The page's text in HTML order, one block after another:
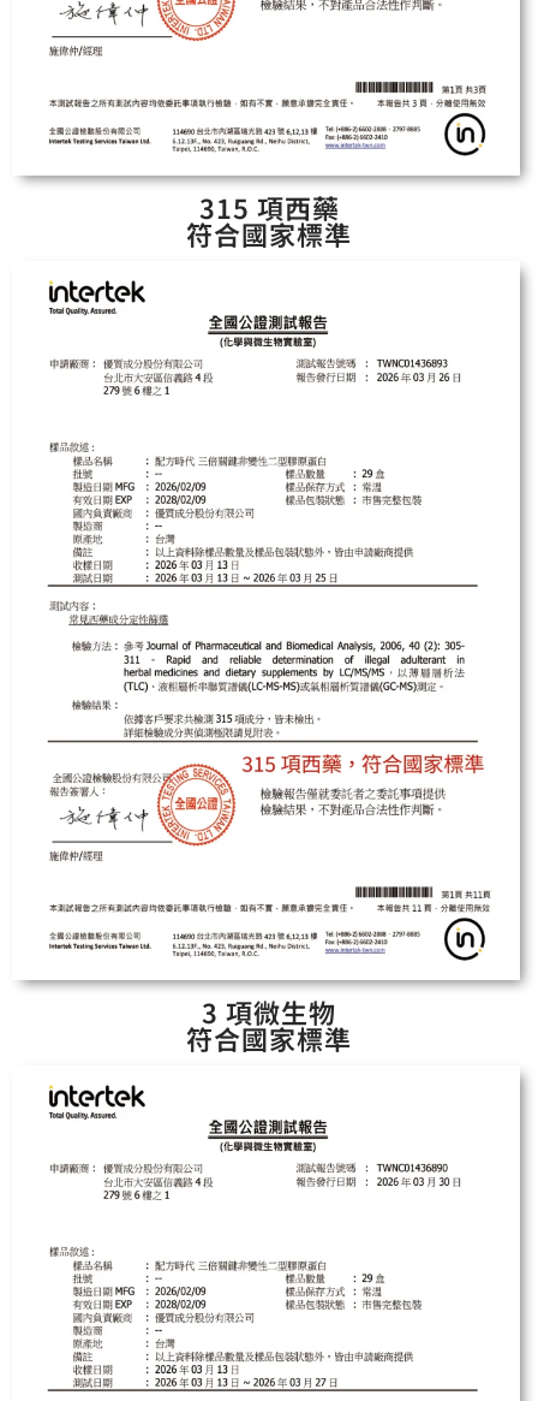
315 項西藥
符合國家標準
3 項微生物
符合國家標準